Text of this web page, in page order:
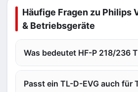
Häufige Fragen zu Philips
& Betriebsgeräte
Was bedeutet HF-P 218/236
Passt ein TL-D-EVG auch für